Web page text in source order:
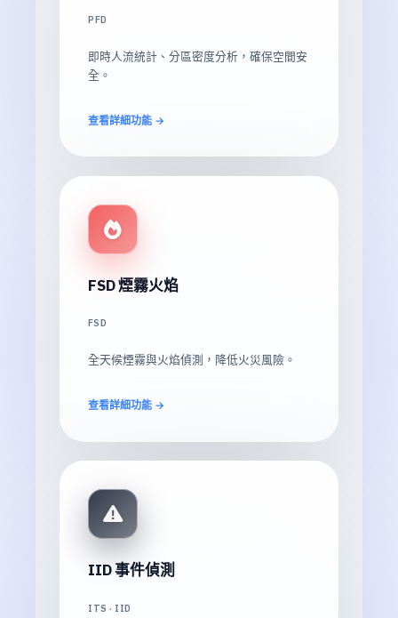
PFD
即時人流統計、分區密度分析，確保空間安
全。
查看詳細功能 →
FSD 煙霧火焰
FSD
全天候煙霧與火焰偵測，降低火災風險。
查看詳細功能 →
IID 事件偵測
ITS · IID